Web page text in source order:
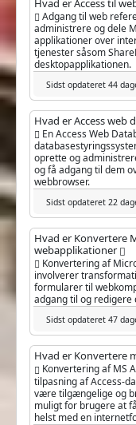
Hvad er Access til
Adgang til web
administrere og dele
applikationer over
tjenester såsom
desktopapplikationen.
Sidst opdateret 44
Hvad er Access web
En Access Web
oprette og
og få adgang til dem
webbrowser.
Sidst opdateret 22
Hvad er Konvertere
webapplikationer
Konvertering af
involverer
formularer til
adgang til og redigere
Sidst opdateret 47
Hvad er Konvertere
Konvertering af MS
tilpasning af Access-
være tilgængelige og
muligt for brugere at
helst med en